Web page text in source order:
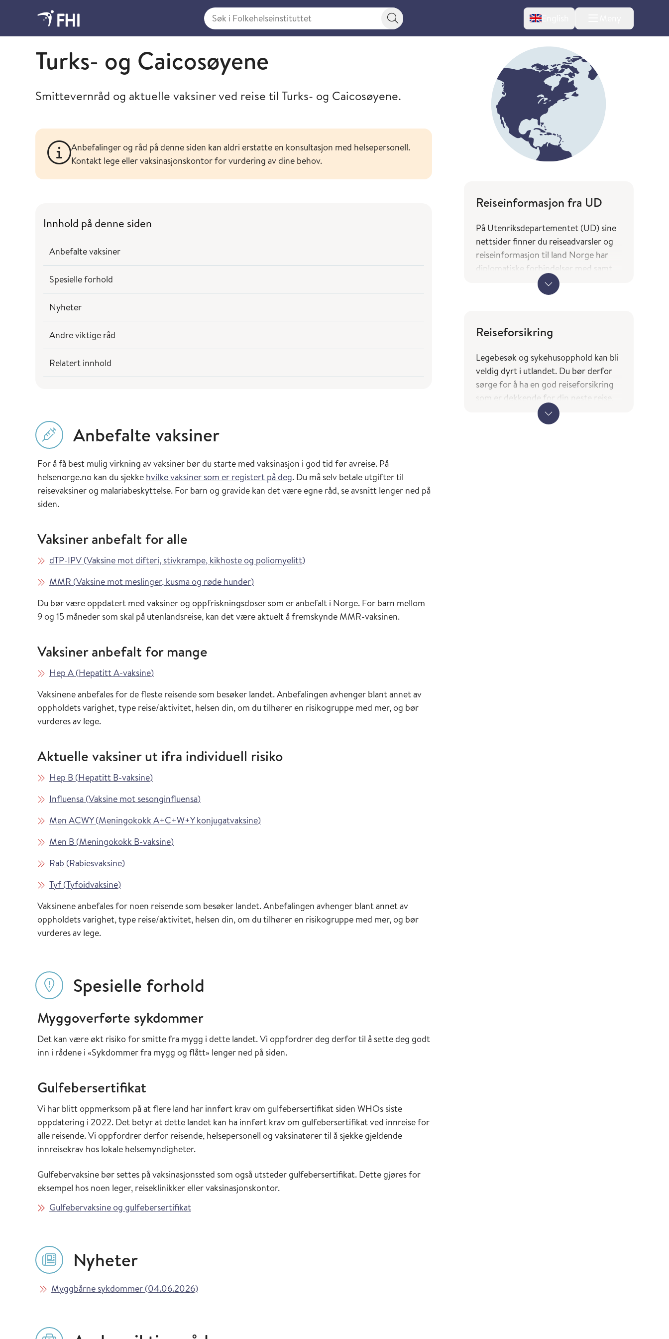
Søk i Folkehelseinstituttet
Søkeknapp English
Søk og finn spesifikke råd og vaksineanbefalinger for ditt reisemål
Turks- og Caicosøyene
Smittevernråd og aktuelle vaksiner ved reise til Turks- og Caicosøyene.
Anbefalinger og råd på denne siden kan aldri erstatte en konsultasjon med helsepersonell.
Kontakt lege eller vaksinasjonskontor for vurdering av dine behov.
Innhold på denne siden
Anbefalte vaksiner
Spesielle forhold
Nyheter
Andre viktige råd
Relatert innhold
Anbefalte vaksiner
For å få best mulig virkning av vaksiner bør du starte med vaksinasjon i god tid før avreise. På
helsenorge.no kan du sjekke hvilke vaksiner som er registert på deg. Du må selv betale utgifter til
reisevaksiner og malariabeskyttelse. For barn og gravide kan det være egne råd, se avsnitt lenger ned på
siden.
Vaksiner anbefalt for alle
Les mer om
dTP-IPV (Vaksine mot difteri, stivkrampe, kikhoste og poliomyelitt)i Vaksinasjonsveilederen
Les mer om
MMR (Vaksine mot meslinger, kusma og røde hunder)i Vaksinasjonsveilederen
Du bør være oppdatert med vaksiner og oppfriskningsdoser som er anbefalt i Norge. For barn mellom
9 og 15 måneder som skal på utenlandsreise, kan det være aktuelt å fremskynde MMR-vaksinen.
Vaksiner anbefalt for mange
Les mer om
Hep A (Hepatitt A-vaksine)i Vaksinasjonsveilederen
Vaksinene anbefales for de fleste reisende som besøker landet. Anbefalingen avhenger blant annet av
oppholdets varighet, type reise/aktivitet, helsen din, om du tilhører en risikogruppe med mer, og bør
vurderes av lege.
Aktuelle vaksiner ut ifra individuell risiko
Les mer om
Hep B (Hepatitt B-vaksine)i Vaksinasjonsveilederen
Les mer om
Influensa (Vaksine mot sesonginfluensa)i Vaksinasjonsveilederen
Les mer om
Men ACWY(Meningokokk A+C+W+Y konjugatvaksine)i Vaksinasjonsveilederen
Les mer om
Men B (Meningokokk B-vaksine)i Vaksinasjonsveilederen
Les mer om
Rab (Rabiesvaksine)i Vaksinasjonsveilederen
Les mer om
Tyf(Tyfoidvaksine)i Vaksinasjonsveilederen
Vaksinene anbefales for noen reisende som besøker landet. Anbefalingen avhenger blant annet av
oppholdets varighet, type reise/aktivitet, helsen din, om du tilhører en risikogruppe med mer, og bør
vurderes av lege.
Spesielle forhold
Myggoverførte sykdommer
Det kan være økt risiko for smitte fra mygg i dette landet. Vi oppfordrer deg derfor til å sette deg godt
inn i rådene i «Sykdommer fra mygg og flått» lenger ned på siden.
Gulfebersertifikat
Vi har blitt oppmerksom på at flere land har innført krav om gulfebersertifikat siden WHOs siste
oppdatering i 2022. Det betyr at dette landet kan ha innført krav om gulfebersertifikat ved innreise for
alle reisende. Vi oppfordrer derfor reisende, helsepersonell og vaksinatører til å sjekke gjeldende
innreisekrav hos lokale helsemyndigheter.
Gulfebervaksine bør settes på vaksinasjonssted som også utsteder gulfebersertifikat. Dette gjøres for
eksempel hos noen leger, reiseklinikker eller vaksinasjonskontor.
Gulfebervaksine og gulfebersertifikat
Nyheter
Les mer om
Myggbårne sykdommer (04.06.2026)i Vaksinasjonsveilederen
Reiseinformasjon fra UD
På Utenriksdepartementet (UD) sine
nettsider finner du reiseadvarsler og
reiseinformasjon til land Norge har
diplomatiske forbindelser med samt
en oversikt over hvilke tjenester og
typer bistand norske borgere på reise
(regjeringen.no)
Landene du finner i tjenesten
Smittevernråd og reisevaksiner
(fhi.no) er basert på UDs liste over
land Norge har diplomatiske
forbindelser med.
Reiseforsikring
Legebesøk og sykehusopphold kan bli
veldig dyrt i utlandet. Du bør derfor
sørge for å ha en god reiseforsikring
som er dekkende for din neste reise.
Ved reise til andre EØS-land bør du